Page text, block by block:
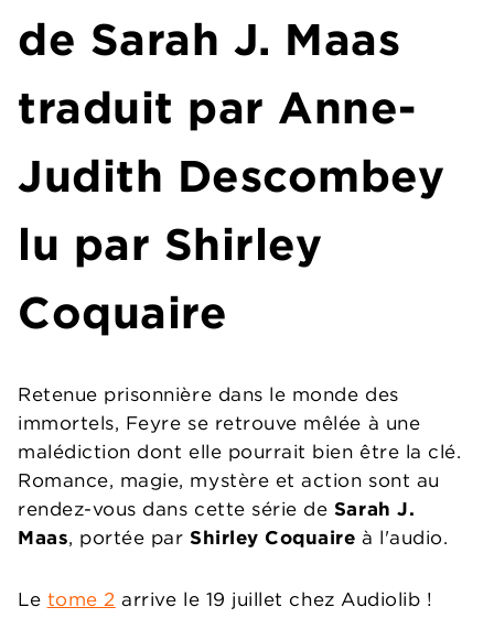
de Sarah J. Maas
traduit par Anne-
Judith Descombey
lu par Shirley
Coquaire
Retenue prisonnière dans le monde des
immortels, Feyre se retrouve mêlée à une
malédiction dont elle pourrait bien être la clé.
Romance, magie, mystère et action sont au
rendez-vous dans cette série de Sarah J.
Maas, portée parShirley Coquaireà l'audio.
Le tome 2 arrive le 19 juillet chez Audiolib !